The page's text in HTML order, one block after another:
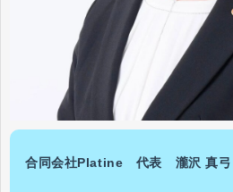
合同会社Platine 代表 瀧沢 真弓